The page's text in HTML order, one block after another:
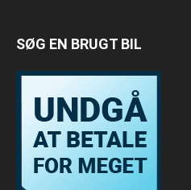
SØG EN BRUGT BIL